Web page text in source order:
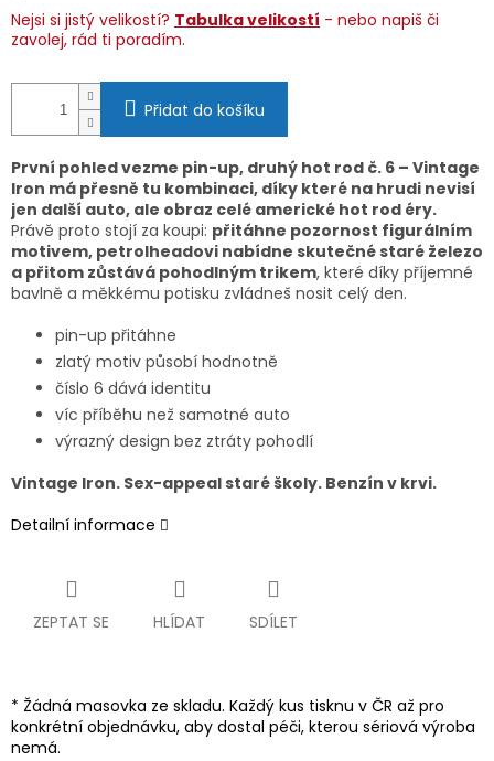
Nejsi si jistý velikostí? Tabulka velikostí - nebo napiš či
zavolej, rád ti poradím.
Přidat do košíku
První pohled vezme pin-up, druhý hot rod č. 6 – Vintage
Iron má přesně tu kombinaci, díky které na hrudi nevisí
jen další auto, ale obraz celé americké hot rod éry.
Právě proto stojí za koupi: přitáhne pozornost figurálním
motivem, petrolheadovi nabídne skutečné staré železo
a přitom zůstává pohodlným trikem, které díky příjemné
bavlně a měkkému potisku zvládneš nosit celý den.
pin-up přitáhne
zlatý motiv působí hodnotně
číslo 6 dává identitu
víc příběhu než samotné auto
výrazný design bez ztráty pohodlí
Vintage Iron. Sex-appeal staré školy. Benzín v krvi.
Detailní informace
ZEPTAT SE HLÍDAT SDÍLET
* Žádná masovka ze skladu. Každý kus tisknu v ČR až pro
konkrétní objednávku, aby dostal péči, kterou sériová výroba
nemá.